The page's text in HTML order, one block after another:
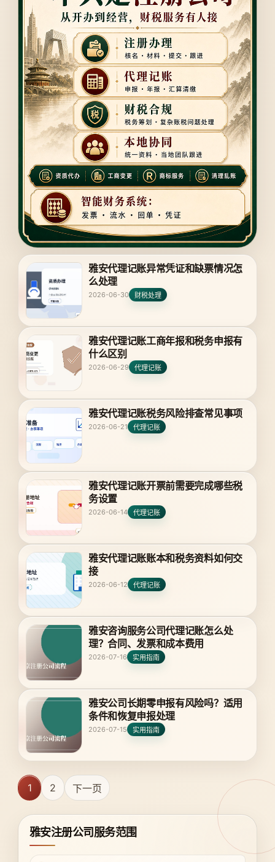
雅安代理记账异常凭证和缺票情况怎
么处理
2026-06-30 财税处理
雅安代理记账工商年报和税务申报有
什么区别
2026-06-29 代理记账
雅安代理记账税务风险排查常见事项
2026-06-21 代理记账
雅安代理记账开票前需要完成哪些税
务设置
2026-06-14 代理记账
雅安代理记账账本和税务资料如何交
接
2026-06-12 代理记账
雅安咨询服务公司代理记账怎么处
理？合同、发票和成本费用
2026-07-16 实用指南
雅安公司长期零申报有风险吗？适用
条件和恢复申报处理
2026-07-15 实用指南
1 2 下一页
雅安注册公司服务范围